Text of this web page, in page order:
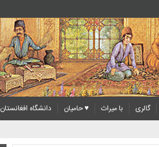
گالری با میراث ♥ حامیان
دانشگاه افغانستان